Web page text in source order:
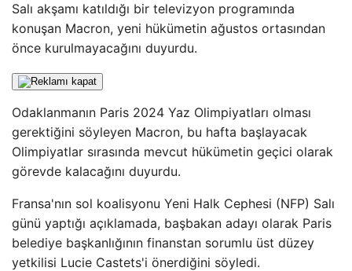
Salı akşamı katıldığı bir televizyon programında
konuşan Macron, yeni hükümetin ağustos ortasından
önce kurulmayacağını duyurdu.
Odaklanmanın Paris 2024 Yaz Olimpiyatları olması
gerektiğini söyleyen Macron, bu hafta başlayacak
Olimpiyatlar sırasında mevcut hükümetin geçici olarak
görevde kalacağını duyurdu.
Fransa'nın sol koalisyonu Yeni Halk Cephesi (NFP) Salı
günü yaptığı açıklamada, başbakan adayı olarak Paris
belediye başkanlığının finanstan sorumlu üst düzey
yetkilisi Lucie Castets'i önerdiğini söyledi.